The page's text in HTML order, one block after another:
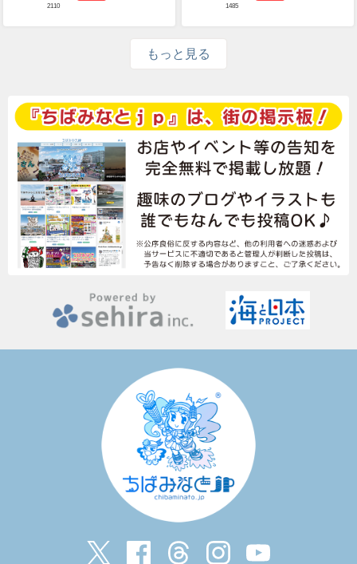
2110
1485
もっと見る